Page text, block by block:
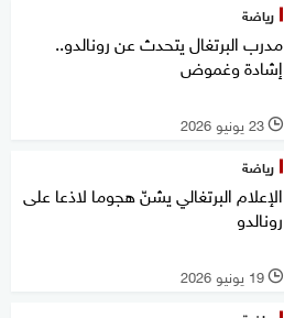
رياضة
مدرب البرتغال يتحدث عن رونالدو..
إشادة وغموض
l 23 يونيو 2026
رياضة
الإعلام البرتغالي يشنّ هجوما لاذعا على
رونالدو
l 19 يونيو 2026